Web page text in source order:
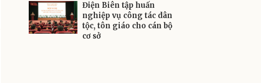
Điện Biên tập huấn
nghiệp vụ công tác dân
tộc, tôn giáo cho cán bộ
cơ sở